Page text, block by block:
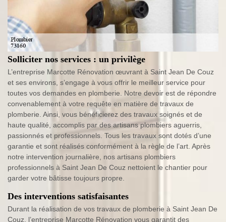
Solliciter nos services : un privilège
L’entreprise Marcotte Rénovation œuvrant à Saint Jean De Couz
et ses environs, s’engage à vous offrir le meilleur service pour
toutes vos demandes en plomberie. Notre devoir est de répondre
convenablement à votre requête en matière de travaux de
plomberie. Ainsi, vous bénéficierez des travaux soignés et de
haute qualité, accomplis par des artisans plombiers aguerris,
passionnés et professionnels. Tous les travaux sont dotés d’une
garantie et sont réalisés conformément à la règle de l’art. Après
notre intervention journalière, nos artisans plombiers
professionnels à Saint Jean De Couz nettoient le chantier pour
garder votre bâtisse toujours propre.
Des interventions satisfaisantes
Durant la réalisation de vos travaux de plomberie à Saint Jean De
Couz, l’entreprise Marcotte Rénovation vous garantit des